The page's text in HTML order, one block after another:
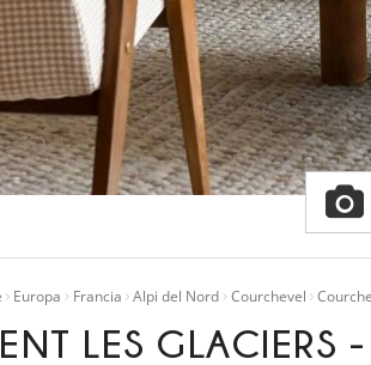
Europa Francia Alpi del Nord Courchevel
LES GLACIERS